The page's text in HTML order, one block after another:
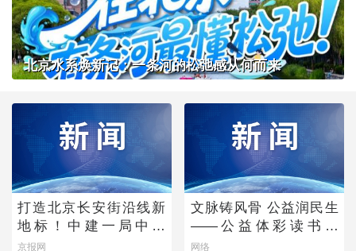
北京水系焕新记：一条河的松弛感从何而来
打造北京长安街沿线新
地标！中建一局中标
CBD核心区Z9地块项目
京报网
文脉铸风骨 公益润民生
——公益体彩读书会
《唐诗宋词中的功夫
网络